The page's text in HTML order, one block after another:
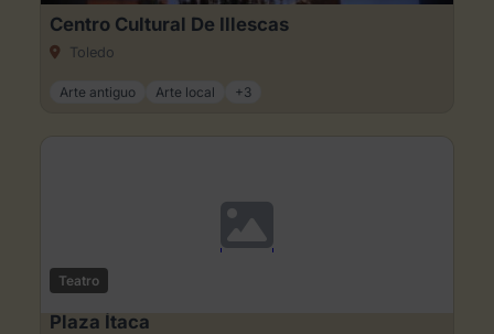
Centro Cultural De Illescas
Toledo
Arte antiguo Arte local +3
Teatro
Plaza Ítaca